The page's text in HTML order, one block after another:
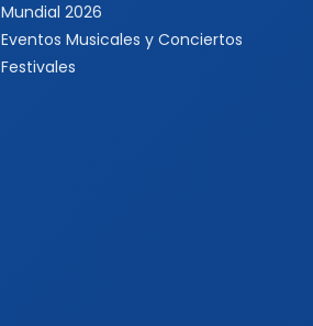
Mundial 2026
Eventos Musicales y Conciertos
Festivales